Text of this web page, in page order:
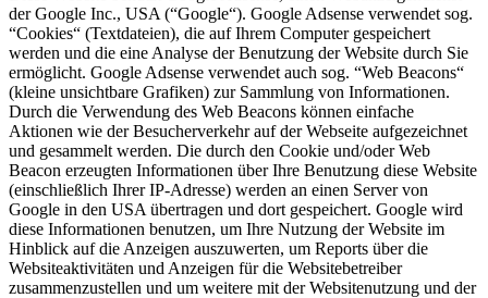
der Google Inc., USA (“Google“). Google Adsense verwendet sog.
“Cookies“ (Textdateien), die auf Ihrem Computer gespeichert
werden und die eine Analyse der Benutzung der Website durch Sie
ermöglicht. Google Adsense verwendet auch sog. “Web Beacons“
(kleine unsichtbare Grafiken) zur Sammlung von Informationen.
Durch die Verwendung des Web Beacons können einfache
Aktionen wie der Besucherverkehr auf der Webseite aufgezeichnet
und gesammelt werden. Die durch den Cookie und/oder Web
Beacon erzeugten Informationen über Ihre Benutzung diese Website
(einschließlich Ihrer IP-Adresse) werden an einen Server von
Google in den USA übertragen und dort gespeichert. Google wird
diese Informationen benutzen, um Ihre Nutzung der Website im
Hinblick auf die Anzeigen auszuwerten, um Reports über die
Websiteaktivitäten und Anzeigen für die Websitebetreiber
zusammenzustellen und um weitere mit der Websitenutzung und der